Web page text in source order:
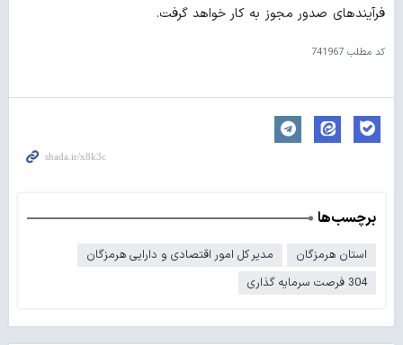
فرآیندهای صدور مجوز به کار خواهد گرفت.
کد مطلب 741967
برچسب‌ها
استان هرمزگان
مدیر کل امور اقتصادی و دارایی هرمزگان
304 فرصت سرمایه گذاری